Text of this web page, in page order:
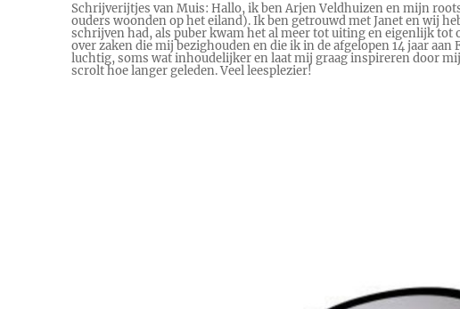
Schrijverijtjes van Muis: Hallo, ik ben Arjen Veldhuizen en mijn
ouders woonden op het eiland). Ik ben getrouwd met Janet en wij
schrijven had, als puber kwam het al meer tot uiting en eigenlijk tot
over zaken die mij bezighouden en die ik in de afgelopen 14 jaar
luchtig, soms wat inhoudelijker en laat mij graag inspireren door
scrolt hoe langer geleden. Veel leesplezier!